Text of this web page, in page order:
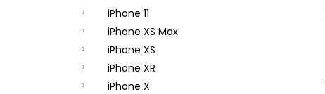
iPhone 11
iPhone XS Max
iPhone XS
iPhone XR
iPhone X